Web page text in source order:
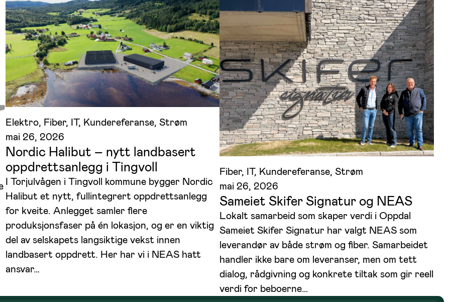
Elektro, Fiber, IT, Kundereferanse, Strøm
mai 26, 2026
Nordic Halibut – nytt landbasert
oppdrettsanlegg i Tingvoll
I Torjulvågen i Tingvoll kommune bygger Nordic
Halibut et nytt, fullintegrert oppdrettsanlegg
for kveite. Anlegget samler flere
produksjonsfaser på én lokasjon, og er en viktig
del av selskapets langsiktige vekst innen
landbasert oppdrett. Her har vi i NEAS hatt
ansvar…
Fiber, IT, Kundereferanse, Strøm
mai 26, 2026
Sameiet Skifer Signatur og NEAS
Lokalt samarbeid som skaper verdi i Oppdal
Sameiet Skifer Signatur har valgt NEAS som
leverandør av både strøm og fiber. Samarbeidet
handler ikke bare om leveranser, men om tett
dialog, rådgivning og konkrete tiltak som gir reell
verdi for beboerne…